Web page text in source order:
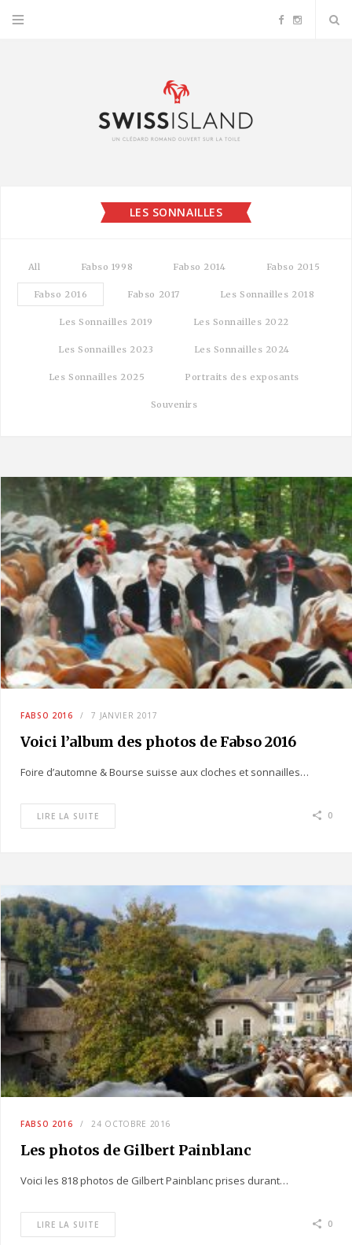
F
k
I
a
LES SONNAILLES
All Fabso 1998 Fabso 2014 Fabso 2015
Fabso 2016 Fabso 2017 Les Sonnailles 2018
Les Sonnailles 2019 Les Sonnailles 2022
Les Sonnailles 2023 Les Sonnailles 2024
Les Sonnailles 2025 Portraits des exposants
Souvenirs
FABSO 2016 7 JANVIER 2017
Voici l’album des photos de Fabso 2016
Foire d’automne & Bourse suisse aux cloches et sonnailles…
LIRE LA SUITE 0
FABSO 2016 24 OCTOBRE 2016
Les photos de Gilbert Painblanc
Voici les 818 photos de Gilbert Painblanc prises durant…
LIRE LA SUITE 0